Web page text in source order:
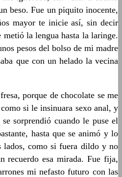
beso. Fue un piquito inocente,
mayor te inicie así, sin decir
la lengua hasta la laringe.
pesos del bolso de mi madre
que con un helado la vecina
porque de chocolate se me
si le insinuara sexo anal, y
sorprendió cuando le puse el
hasta que se animó y lo
como si fuera dildo y no
recuerdo esa mirada. Fue fija,
mi nefasto futuro con las